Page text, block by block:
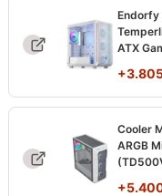
Endorfy
ATX
+
Cooler
ARGB
+